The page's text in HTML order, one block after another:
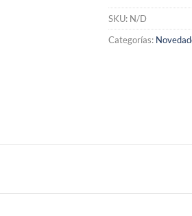
SKU: N/D
Categorías: